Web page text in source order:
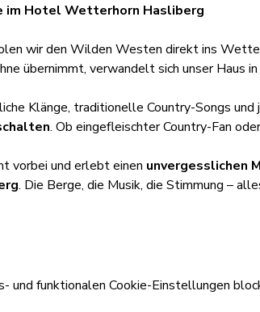
im Hotel Wetterhorn Hasliberg
wir den Wilden Westen direkt ins
übernimmt, verwandelt sich unser Haus
Klänge, traditionelle Country-Songs
. Ob eingefleischter Country-Fan
vorbei und erlebt einen unvergesslichen
. Die Berge, die Musik, die Stimmung –
und funktionalen Cookie-Einstellungen